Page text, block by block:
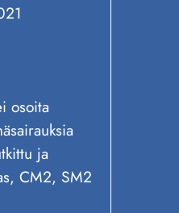
osoita
ja
CM2, SM2